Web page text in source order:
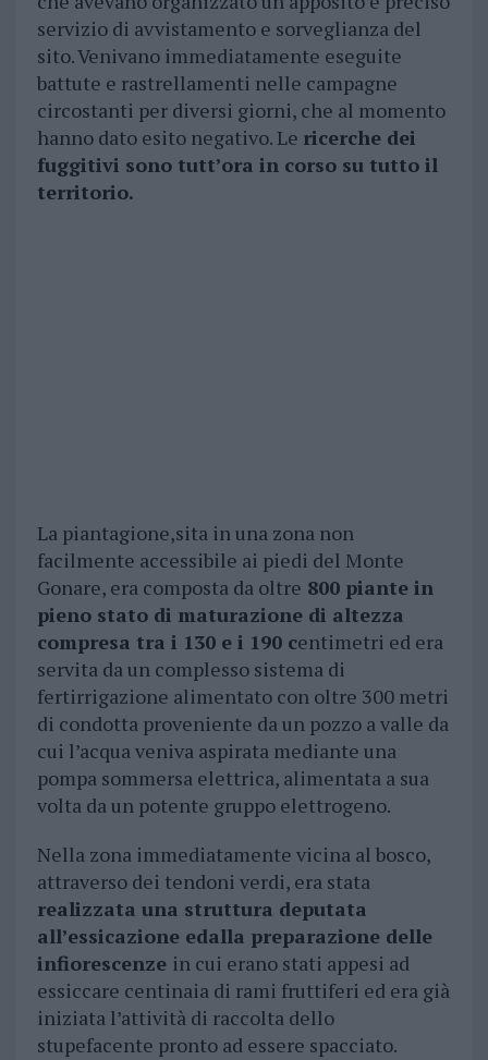
servizio di avvistamento e sorveglianza del
sito. Venivano immediatamente eseguite
battute e rastrellamenti nelle campagne
circostanti per diversi giorni, che al momento
hanno dato esito negativo. Le ricerche dei
fuggitivi sono tutt’ora in corso su tutto il
territorio.
La piantagione,sita in una zona non
facilmente accessibile ai piedi del Monte
Gonare, era composta da oltre 800 piante in
pieno stato di maturazione di altezza
compresa tra i 130 e i 190 centimetri ed era
servita da un complesso sistema di
fertirrigazione alimentato con oltre 300 metri
di condotta proveniente da un pozzo a valle da
cui l’acqua veniva aspirata mediante una
pompa sommersa elettrica, alimentata a sua
volta da un potente gruppo elettrogeno.
Nella zona immediatamente vicina al bosco,
attraverso dei tendoni verdi, era stata
realizzata una struttura deputata
all’essicazione edalla preparazione delle
infiorescenze in cui erano stati appesi ad
essiccare centinaia di rami fruttiferi ed era già
iniziata l’attività di raccolta dello
stupefacente pronto ad essere spacciato.